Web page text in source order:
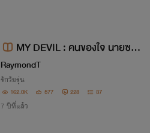
MY DEVIL : คนของใจ นายซาต
าน [จบแล้ว]
RaymondT
รักวัยรุ่น
162.0K 577 228 37
7 ปีที่แล้ว